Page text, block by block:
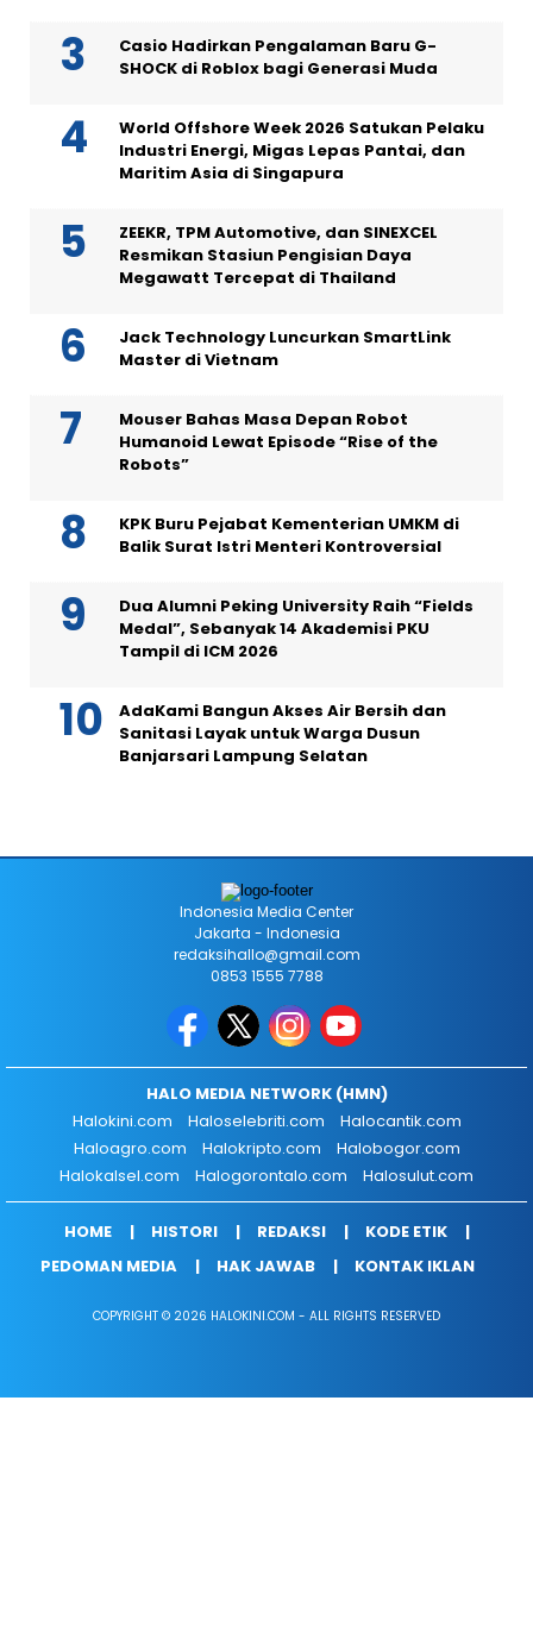
Casio Hadirkan Pengalaman Baru G-
SHOCK di Roblox bagi Generasi Muda
World Offshore Week 2026 Satukan Pelaku
Industri Energi, Migas Lepas Pantai, dan
Maritim Asia di Singapura
ZEEKR, TPM Automotive, dan SINEXCEL
Resmikan Stasiun Pengisian Daya
Megawatt Tercepat di Thailand
Jack Technology Luncurkan SmartLink
Master di Vietnam
Mouser Bahas Masa Depan Robot
Humanoid Lewat Episode “Rise of the
Robots”
KPK Buru Pejabat Kementerian UMKM di
Balik Surat Istri Menteri Kontroversial
Dua Alumni Peking University Raih “Fields
Medal”, Sebanyak 14 Akademisi PKU
Tampil di ICM 2026
AdaKami Bangun Akses Air Bersih dan
Sanitasi Layak untuk Warga Dusun
Banjarsari Lampung Selatan
Indonesia Media Center
Jakarta - Indonesia
redaksihallo@gmail.com
0853 1555 7788
HALO MEDIA NETWORK (HMN)
Halokini.com
Haloselebriti.com
Halocantik.com
Haloagro.com
Halokripto.com
Halobogor.com
Halokalsel.com
Halogorontalo.com Halosulut.com
HOME HISTORI REDAKSI
KODE ETIK
PEDOMAN MEDIA
HAK JAWAB KONTAK IKLAN
COPYRIGHT © 2026 HALOKINI.COM - ALL RIGHTS RESERVED